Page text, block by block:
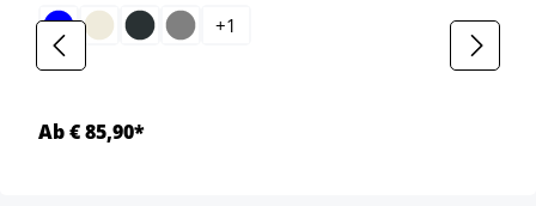
+1
Ab € 85,90*